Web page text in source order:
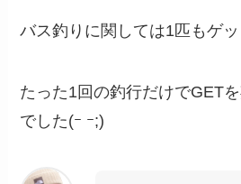
バス釣りに関しては1匹もゲッ
たった1回の釣行だけでGET
でした(ｰ ｰ;)